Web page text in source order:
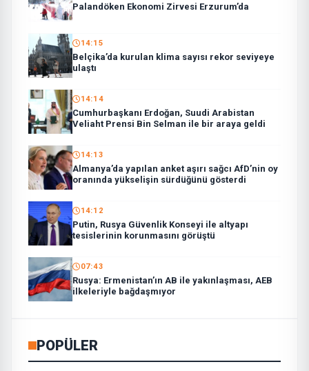
Palandöken Ekonomi Zirvesi Erzurum’da
14:15
Belçika’da kurulan klima sayısı rekor seviyeye
ulaştı
14:14
Cumhurbaşkanı Erdoğan, Suudi Arabistan
Veliaht Prensi Bin Selman ile bir araya geldi
14:13
Almanya’da yapılan anket aşırı sağcı AfD’nin oy
oranında yükselişin sürdüğünü gösterdi
14:12
Putin, Rusya Güvenlik Konseyi ile altyapı
tesislerinin korunmasını görüştü
07:43
Rusya: Ermenistan’ın AB ile yakınlaşması, AEB
ilkeleriyle bağdaşmıyor
POPÜLER